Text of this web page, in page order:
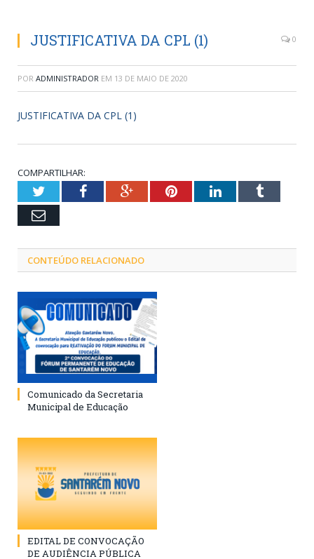
JUSTIFICATIVA DA CPL (1) 0
POR ADMINISTRADOR EM 13 DE MAIO DE 2020
JUSTIFICATIVA DA CPL (1)
COMPARTILHAR:
TwitterFacebookGoogle+PinterestLinkedInTumblr
Email
CONTEÚDO RELACIONADO
Comunicado da Secretaria
Municipal de Educação
EDITAL DE CONVOCAÇÃO
DE AUDIÊNCIA PÚBLICA